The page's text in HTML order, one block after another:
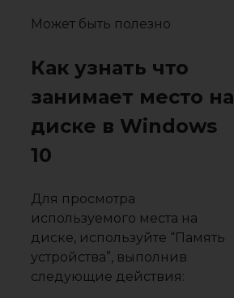
Может быть полезно
Как узнать что
занимает место на
диске в Windows
10
Для просмотра
используемого места на
диске, используйте “Память
устройства”, выполнив
следующие действия: